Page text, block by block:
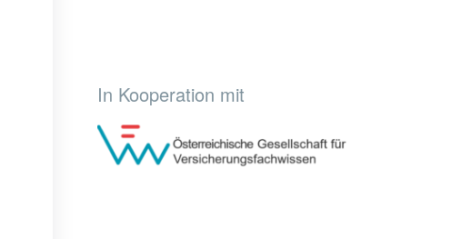
In Kooperation mit